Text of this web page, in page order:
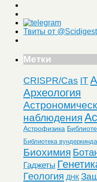
Твиты от @Scidigest
Метки
CRISPR/Cas IT
Археология
наблюдения
Астрофизика
Библиотека вундеркинда
Биохимия
Гаджеты
Геология ДНК